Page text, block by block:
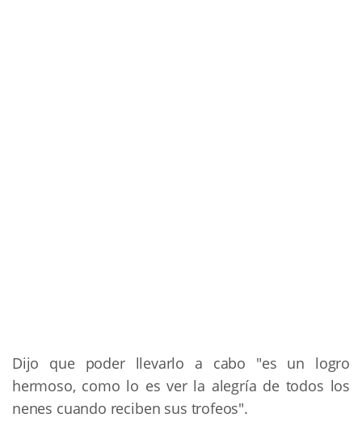
Dijo que poder llevarlo a cabo "es un logro
hermoso, como lo es ver la alegría de todos los
nenes cuando reciben sus trofeos".